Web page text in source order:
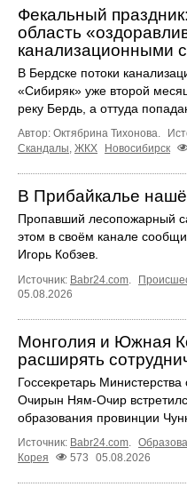
Фекальный
область
канализационными
В Бердске потоки
«Сибиряк» уже второй
реку Бердь, а оттуда
Автор: Октябрина Тихонова.
Скандалы, ЖКХ Новосибирск
В Прибайкалье
Пропавший лесопожарный
этом в своём канале
Игорь Кобзев.
Источник: Babr24.com.
05.08.2026
Монголия и Южная
расширять
Госсекретарь
Очирын Ням-Очир
образования провинции
Источник: Babr24.com.
Корея
573 05.08.2026